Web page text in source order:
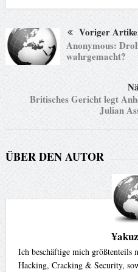
Voriger
Anonymous:
wahrgemacht?
Britisches Gericht legt
Julian
ÜBER DEN AUTOR
Ich beschäftige mich größtenteils
Hacking, Cracking & Security,